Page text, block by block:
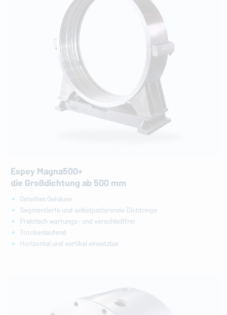
Espey Magna500+
die Großdichtung ab 500 mm
Geteiltes Gehäuse
Segmentierte und selbstjustierende Dichtringe
Praktisch wartungs- und verschleißfrei
Trockenlaufend
Horizontal und vertikal einsetzbar